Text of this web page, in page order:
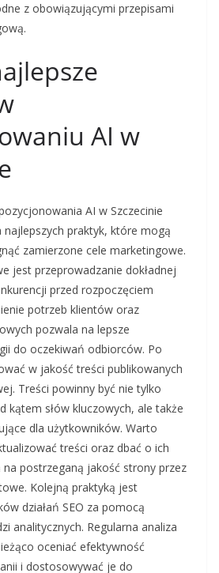
z obowiązującymi przepisami
AI w
AI w Szczecinie
praktyk, które mogą
zamierzone cele marketingowe.
jest przeprowadzanie dokładnej
przed rozpoczęciem
potrzeb klientów oraz
pozwala na lepsze
do oczekiwań odbiorców. Po
w jakość treści publikowanych
Treści powinny być nie tylko
kątem słów kluczowych, ale także
dla użytkowników. Warto
treści oraz dbać o ich
na postrzeganą jakość strony przez
Kolejną praktyką jest
działań SEO za pomocą
analitycznych. Regularna analiza
oceniać efektywność
i dostosowywać je do